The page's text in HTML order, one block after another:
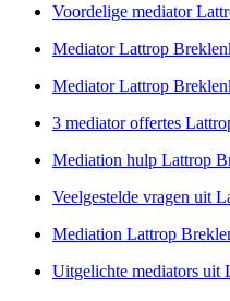
Voordelige mediator
Mediator Lattrop
Mediator Lattrop
3 mediator offertes
Mediation hulp Lattrop
Veelgestelde vragen uit
Mediation Lattrop
Uitgelichte mediators uit